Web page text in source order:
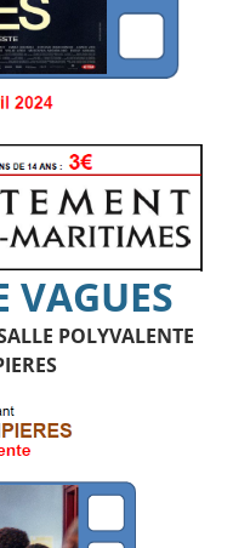
VAGUES
POLYVALENTE